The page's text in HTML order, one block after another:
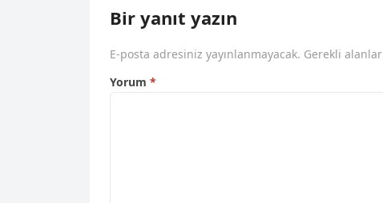
Bir yanıt yazın
E-posta adresiniz yayınlanmayacak. Gerekli alanlar
Yorum *